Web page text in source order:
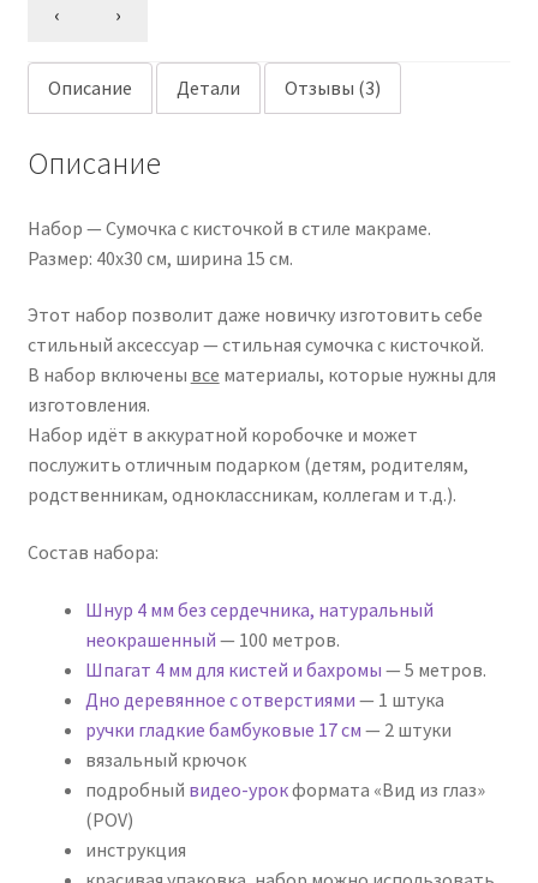
‹ ›
Описание Детали Отзывы (3)
Описание
Набор — Сумочка с кисточкой в стиле макраме.
Размер: 40х30 см, ширина 15 см.
Этот набор позволит даже новичку изготовить себе
стильный аксессуар — стильная сумочка с кисточкой.
В набор включены все материалы, которые нужны для
изготовления.
Набор идёт в аккуратной коробочке и может
послужить отличным подарком (детям, родителям,
родственникам, одноклассникам, коллегам и т.д.).
Состав набора:
Шнур 4 мм без сердечника, натуральный
неокрашенный — 100 метров.
Шпагат 4 мм для кистей и бахромы — 5 метров.
Дно деревянное с отверстиями — 1 штука
ручки гладкие бамбуковые 17 см — 2 штуки
вязальный крючок
подробный видео-урокформата «Вид из глаз»
(POV)
инструкция